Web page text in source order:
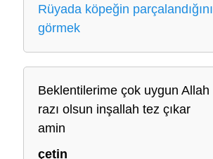
Rüyada köpeğin parçalandığını
görmek
Beklentilerime çok uygun Allah
razı olsun inşallah tez çıkar
amin
çetin